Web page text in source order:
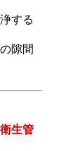
する
隙間
生管